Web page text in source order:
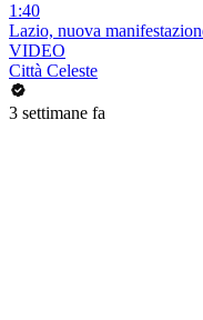
1:40
Lazio, nuova
VIDEO
Città Celeste
3 settimane fa